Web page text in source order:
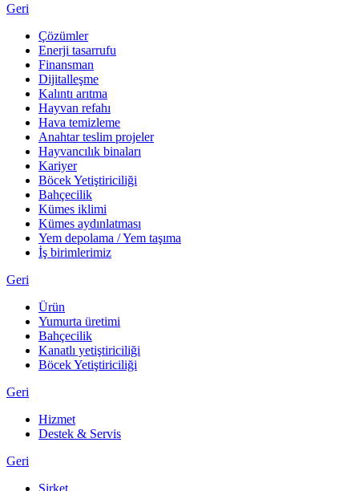
Geri
Çözümler
Enerji tasarrufu
Finansman
Dijitalleşme
Kalıntı arıtma
Hayvan refahı
Hava temizleme
Anahtar teslim projeler
Hayvancılık binaları
Kariyer
Böcek Yetiştiriciliği
Bahçecilik
Kümes iklimi
Kümes aydınlatması
Yem depolama / Yem taşıma
İş birimlerimiz
Geri
Ürün
Yumurta üretimi
Bahçecilik
Kanatlı yetiştiriciliği
Böcek Yetiştiriciliği
Geri
Hizmet
Destek & Servis
Geri
Şirket